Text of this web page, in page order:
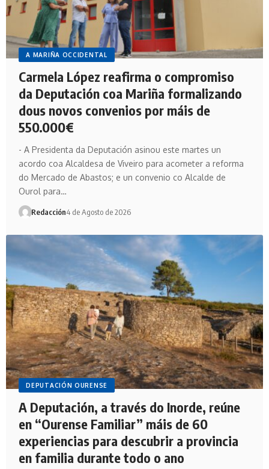
A MARIÑA OCCIDENTAL
Carmela López reafirma o compromiso
da Deputación coa Mariña formalizando
dous novos convenios por máis de
550.000€
- A Presidenta da Deputación asinou este martes un
acordo coa Alcaldesa de Viveiro para acometer a reforma
do Mercado de Abastos; e un convenio co Alcalde de
Ourol para…
Redacción4 de Agosto de 2026
DEPUTACIÓN OURENSE
A Deputación, a través do Inorde, reúne
en “Ourense Familiar” máis de 60
experiencias para descubrir a provincia
en familia durante todo o ano